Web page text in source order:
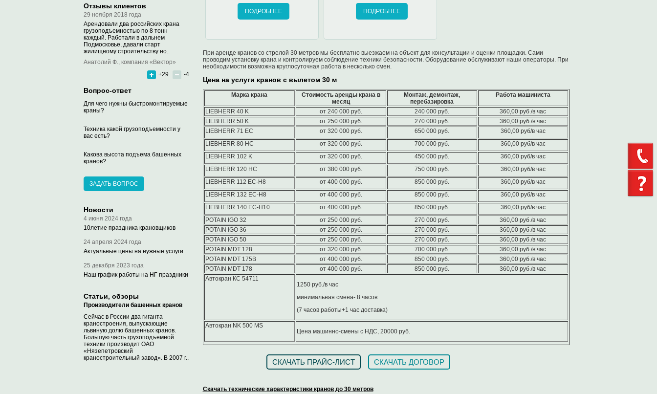
Отзывы клиентов
29 ноября 2018 года
Арендовали два российских крана
грузоподъемностью по 8 тонн
каждый. Работали в дальнем
Подмосковье, давали старт
жилищному строительству но..
Анатолий Ф., компания «Вектор»
+29
-4
Вопрос-ответ
Для чего нужны быстромонтируемые
краны?
Техника какой грузоподъемности у
вас есть?
Какова высота подъема башенных
кранов?
ЗАДАТЬ ВОПРОС
Новости
4 июня 2024 года
10летие праздника крановщиков
24 апреля 2024 года
Актуальные цены на нужные услуги
25 декабря 2023 года
Наш график работы на НГ праздники
Статьи, обзоры
Производители башенных кранов
Сейчас в России два гиганта
краностроения, выпускающие
львиную долю башенных кранов.
Большую часть грузоподъемной
техники производит ОАО
«Нязепетровский
краностроительный завод». В 2007 г..
ПОДРОБНЕЕ ПОДРОБНЕЕ
При аренде кранов со стрелой 30 метров мы бесплатно выезжаем на объект для консультации и оценки площадки. Сами
проводим установку крана и контролируем соблюдение техники безопасности. Оборудование обслуживают наши операторы. При
необходимости возможна круглосуточная работа в несколько смен.
Цена на услуги кранов с вылетом 30 м
Марка крана
Стоимость аренды крана в
месяц
Монтаж, демонтаж,
перебазировка
Работа машиниста
LIEBHERR 40 K от 240 000 руб. 240 000 руб.
360,00 руб./в час
LIEBHERR 50 K
от 250 000 руб. 270 000 руб.
360,00 руб./в час
LIEBHERR 71 EC
от 320 000 руб. 650 000 руб.
360,00 руб/в час
LIEBHERR 80 HC
от 320 000 руб. 700 000 руб.
360,00 руб/в час
LIEBHERR 102 K
от 320 000 руб. 450 000 руб.
360,00 руб/в час
LIEBHERR 120 HC
от 380 000 руб. 750 000 руб.
360,00 руб/в час
LIEBHERR 112 EC-H8
от 400 000 руб. 850 000 руб.
360,00 руб/в час
LIEBHERR 132 EC-H8
от 400 000 руб. 850 000 руб.
360,00 руб/в час
LIEBHERR 140 EC-H10
от 400 000 руб. 850 000 руб.
360,00 руб/в час
POTAIN IGO 32
от 250 000 руб. 270 000 руб.
360,00 руб./в час
POTAIN IGO 36
от 250 000 руб. 270 000 руб.
360,00 руб./в час
POTAIN IGO 50
от 250 000 руб. 270 000 руб.
360,00 руб./в час
POTAIN MDT 128
от 320 000 руб. 700 000 руб.
360,00 руб./в час
POTAIN MDT 175B
от 400 000 руб. 850 000 руб.
360,00 руб./в час
POTAIN MDT 178
от 400 000 руб. 850 000 руб.
360,00 руб./в час
Автокран КС 54711
1250 руб./в час
минимальная смена- 8 часов
(7 часов работы+1 час доставка)
Автокран NK 500 MS
Цена машинно-смены с НДС, 20000 руб.
СКАЧАТЬ ПРАЙС-ЛИСТ СКАЧАТЬ ДОГОВОР
Скачать технические характеристики кранов до 30 метров